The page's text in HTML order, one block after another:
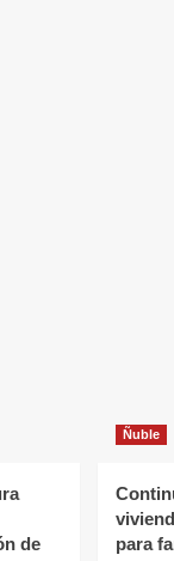
de
Ñuble
para